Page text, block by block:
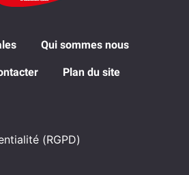
Qui sommes nous
Plan du site
(RGPD)